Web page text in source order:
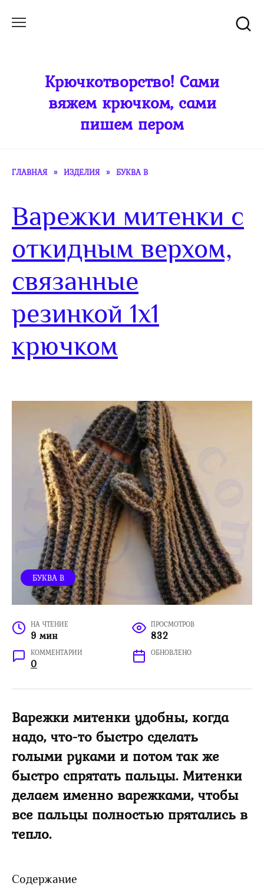
Крючкотворство! Сами
вяжем крючком, сами
пишем пером
ГЛАВНАЯ » ИЗДЕЛИЯ » БУКВА В
Варежки митенки с
откидным верхом,
связанные
резинкой 1х1
крючком
БУКВА В
НА ЧТЕНИЕ
9 мин
ПРОСМОТРОВ
832
КОММЕНТАРИИ
0
ОБНОВЛЕНО
Варежки митенки удобны, когда
надо, что-то быстро сделать
голыми руками и потом так же
быстро спрятать пальцы. Митенки
делаем именно варежками, чтобы
все пальцы полностью прятались в
тепло.
Содержание